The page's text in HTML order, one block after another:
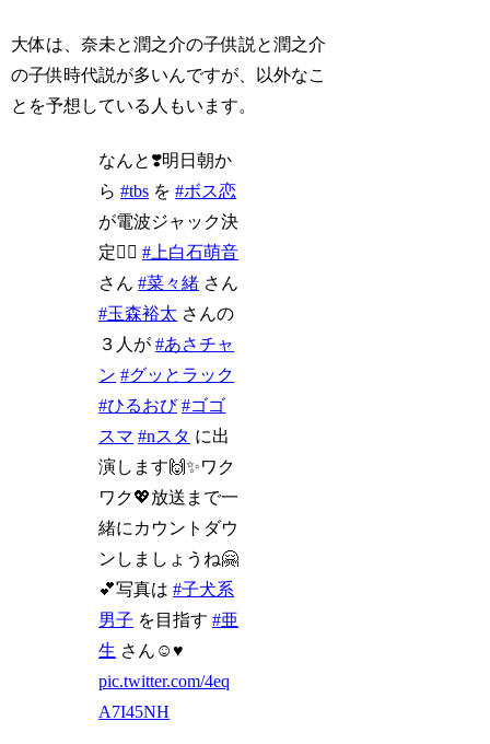
大体は、奈未と潤之介の子供説と潤之介
の子供時代説が多いんですが、以外なこ
とを予想している人もいます。
なんと❣️明日朝か
ら#tbs を#ボス恋
が電波ジャック決
定🙋‍♀️#上白石萌音
さん#菜々緒 さん
#玉森裕太 さんの
３人が#あさチャ
ン #グッとラック
#ひるおび #ゴゴ
スマ #nスタ に出
演します🙌✨ワク
ワク💖放送まで一
緒にカウントダウ
ンしましょうね🤗
💕写真は#子犬系
男子 を目指す#亜
生 さん☺️♥️
pic.twitter.com/4eq
A7I45NH